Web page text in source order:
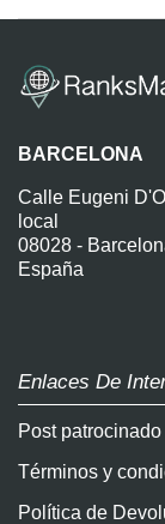
BARCELONA
Calle Eugeni
local
08028 -
España
Enlaces De
Post patrocinado
Términos y
Política de